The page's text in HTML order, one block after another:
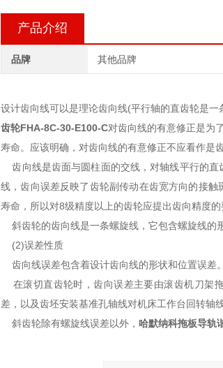
产品介绍
品牌 其他品牌
设计齿向线可以是理论齿向线(平行轴的直齿轮是
齿轮FHA-8C-30-E100-C对齿向线的有意修正是为
寿命。应该明确，对齿向线的有意修正不应看作是齿
齿向线是齿面与圆柱面的交线，对轴线平行的直
线，齿向误差反映了齿轮副传动在齿宽方向的接触
寿命，所以对8级精度以上的齿轮应提出齿向精度
斜齿轮的齿向线是一条螺旋线，它包含螺旋线的
(2)误差性质
齿向线误差包含着设计齿向线的形状和位置误差。
在滚切直齿轮时，齿向误差主要由滚齿机刀架
差，以及齿坯安装基准孔轴线对机床工作台回转轴
斜齿轮除有螺旋线误差以外， 哈默纳科拖板导轨